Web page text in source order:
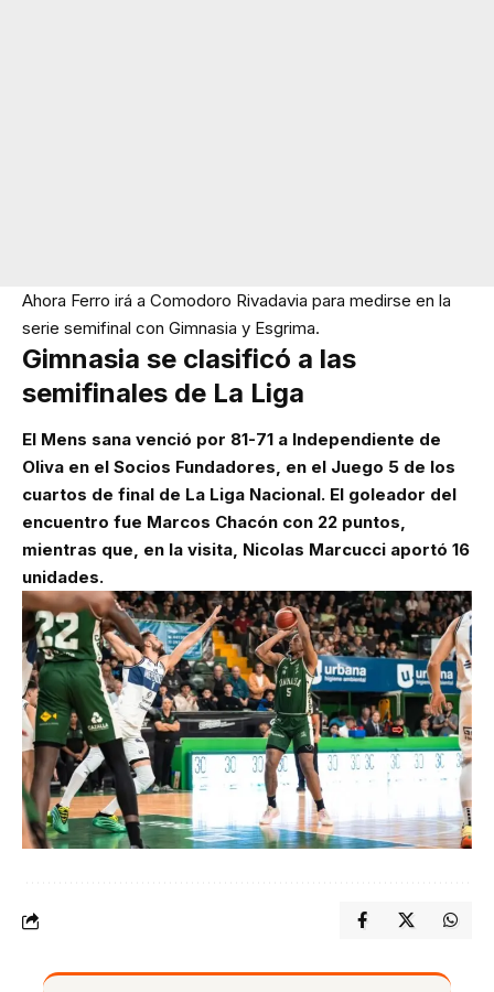
Ahora Ferro irá a Comodoro Rivadavia para medirse en la
serie semifinal con Gimnasia y Esgrima.
Gimnasia se clasificó a las
semifinales de La Liga
El Mens sana venció por 81-71 a Independiente de
Oliva en el Socios Fundadores, en el Juego 5 de los
cuartos de final de La Liga Nacional. El goleador del
encuentro fue Marcos Chacón con 22 puntos,
mientras que, en la visita, Nicolas Marcucci aportó 16
unidades.